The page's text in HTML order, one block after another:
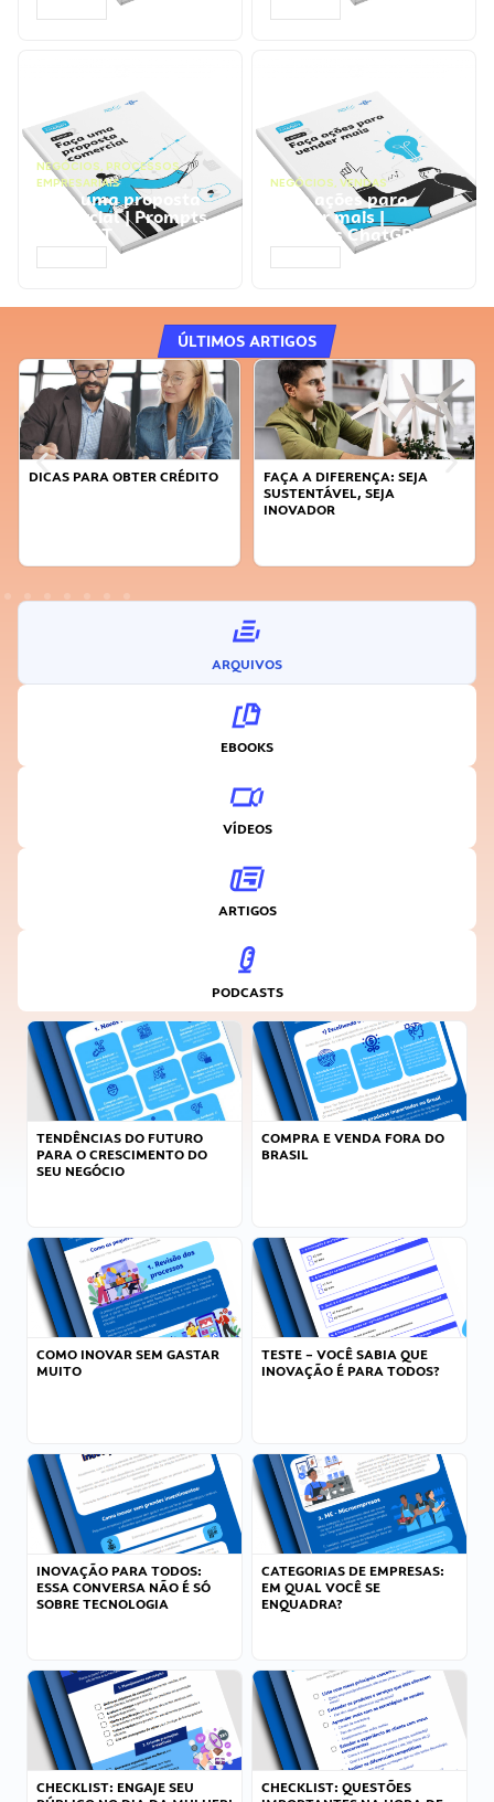
NEGÓCIOS, PROCESSOS
EMPRESARIAIS
Faça uma proposta
comercial | Prompts
ChatGPT
NEGÓCIOS, VENDAS
Faça ações para
vender mais |
Prompts ChatGPT
ÚLTIMOS ARTIGOS
DICAS PARA OBTER CRÉDITO
FAÇA A DIFERENÇA: SEJA
SUSTENTÁVEL, SEJA
INOVADOR
ARQUIVOS
EBOOKS
VÍDEOS
ARTIGOS
PODCASTS
TENDÊNCIAS DO FUTURO
PARA O CRESCIMENTO DO
SEU NEGÓCIO
COMPRA E VENDA FORA DO
BRASIL
COMO INOVAR SEM GASTAR
MUITO
TESTE – VOCÊ SABIA QUE
INOVAÇÃO É PARA TODOS?
INOVAÇÃO PARA TODOS:
ESSA CONVERSA NÃO É SÓ
SOBRE TECNOLOGIA
CATEGORIAS DE EMPRESAS:
EM QUAL VOCÊ SE
ENQUADRA?
CHECKLIST: ENGAJE SEU
CHECKLIST: QUESTÕES